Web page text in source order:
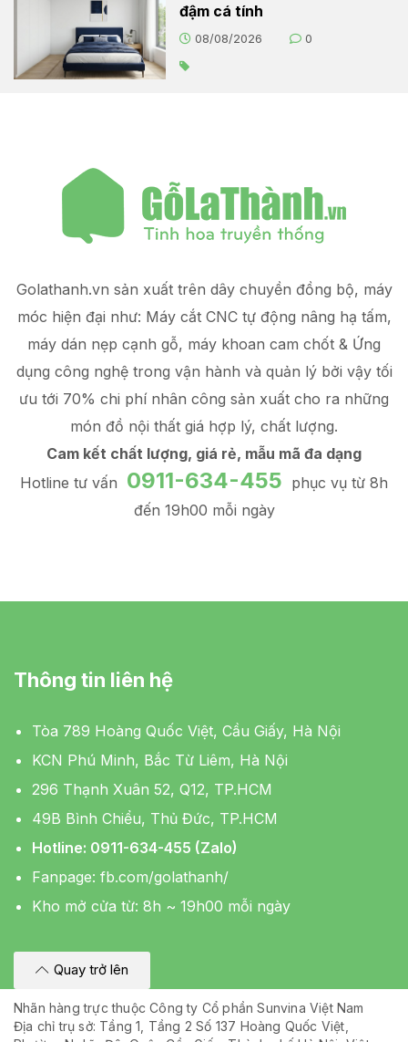
đậm cá tính
08/08/2026 0
Golathanh.vn sản xuất trên dây chuyền đồng bộ, máy
móc hiện đại như: Máy cắt CNC tự động nâng hạ tấm,
máy dán nẹp cạnh gỗ, máy khoan cam chốt & Ứng
dụng công nghệ trong vận hành và quản lý bởi vậy tối
ưu tới 70% chi phí nhân công sản xuất cho ra những
món đồ nội thất giá hợp lý, chất lượng.
Cam kết chất lượng, giá rẻ, mẫu mã đa dạng
Hotline tư vấn 0911-634-455 phục vụ từ 8h
đến 19h00 mỗi ngày
Thông tin liên hệ
Tòa 789 Hoàng Quốc Việt, Cầu Giấy, Hà Nội
KCN Phú Minh, Bắc Từ Liêm, Hà Nội
296 Thạnh Xuân 52, Q12, TP.HCM
49B Bình Chiểu, Thủ Đức, TP.HCM
Hotline: 0911-634-455 (Zalo)
Fanpage: fb.com/golathanh/
Kho mở cửa từ: 8h ~ 19h00 mỗi ngày
Quay trở lên
Nhãn hàng trực thuộc Công ty Cổ phần Sunvina Việt Nam
Địa chỉ trụ sở: Tầng 1, Tầng 2 Số 137 Hoàng Quốc Việt,